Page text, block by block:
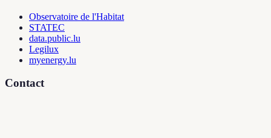
Observatoire de l'Habitat
STATEC
data.public.lu
Legilux
myenergy.lu
Contact